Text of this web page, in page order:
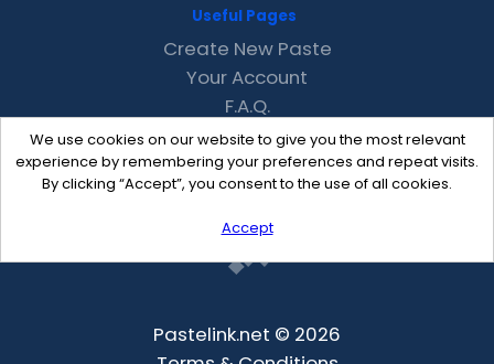
We use cookies on our website to give you the most relevant
experience by remembering your preferences and repeat visits.
By clicking “Accept”, you consent to the use of all cookies.
Accept
Useful Pages
Create New Paste
Your Account
F.A.Q.
Recent
Contact
Pastelink.net © 2026